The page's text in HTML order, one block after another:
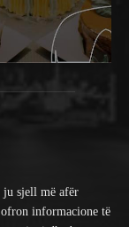
sjell më afër
informacione të